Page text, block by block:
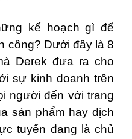
kế hoạch gì để
công? Dưới đây là 8
Derek đưa ra cho
sự kinh doanh trên
người đến với trang
sản phẩm hay dịch
tuyến đang là chủ